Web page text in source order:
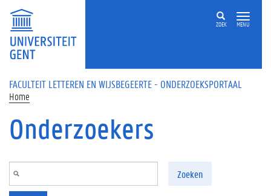
Overslaan en naar de inhoud gaan
ZOEK MENU
FACULTEIT LETTEREN EN WIJSBEGEERTE - ONDERZOEKSPORTAAL
Home
Onderzoekers
Zoeken